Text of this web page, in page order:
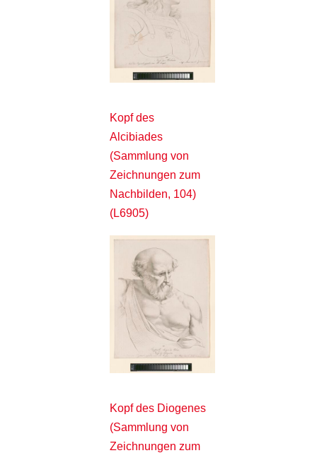
Kopf des
Alcibiades
(Sammlung von
Zeichnungen zum
Nachbilden, 104)
(L6905)
Kopf des Diogenes
(Sammlung von
Zeichnungen zum